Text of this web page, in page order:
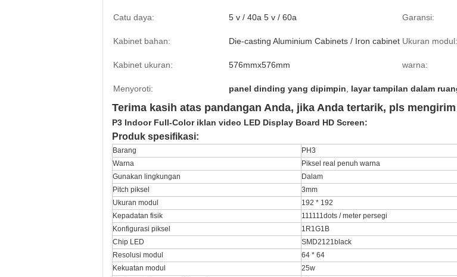
Catu daya: 5 v / 40a 5 v / 60a Garansi:
Kabinet bahan: Die-casting Aluminium Cabinets / Iron cabinet Ukuran modul:
Kabinet ukuran: 576mmx576mm warna:
Menyoroti: panel dinding yang dipimpin layar tampilan dalam
Terima kasih atas pandangan Anda, jika Anda tertarik, pls
P3 Indoor Full-Color iklan video LED Display Board HD Screen:
Produk spesifikasi:
Barang
PH3
Warna
Piksel real penuh warna
Gunakan lingkungan
Dalam
Pitch piksel
3mm
Ukuran modul
192 * 192
Kepadatan fisik
111111dots / meter persegi
Konfigurasi piksel
1R1G1B
Chip LED
SMD2121black
Resolusi modul
64 * 64
Kekuatan modul
25w